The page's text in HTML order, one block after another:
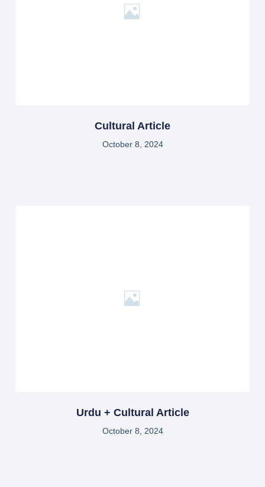
Cultural Article
October 8, 2024
Urdu + Cultural Article
October 8, 2024